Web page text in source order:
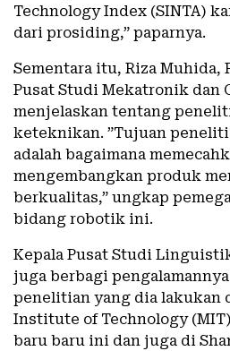
Technology Index (SINTA)
dari prosiding,” paparnya.
Sementara itu, Riza Muhida,
Pusat Studi Mekatronik dan
menjelaskan tentang
keteknikan. ”Tujuan
adalah bagaimana
mengembangkan produk
berkualitas,” ungkap
bidang robotik ini.
Kepala Pusat Studi
juga berbagi
penelitian yang dia lakukan
Institute of Technology
baru baru ini dan juga di